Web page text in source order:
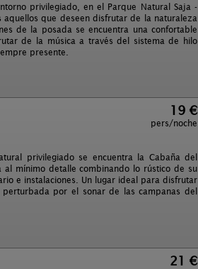
privilegiado, en el Parque Natural Saja -
que deseen disfrutar de la naturaleza
de la posada se encuentra una confortable
de la música a través del sistema de hilo
presente.
19 €
pers/noche
privilegiado se encuentra la Cabaña del
mínimo detalle combinando lo rústico de su
e instalaciones. Un lugar ideal para disfrutar
por el sonar de las campanas del
21 €